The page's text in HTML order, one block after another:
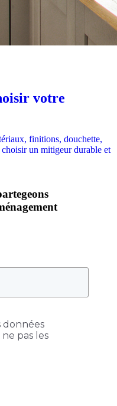
votre
finitions, douchette,
un mitigeur durable et
données
pas les